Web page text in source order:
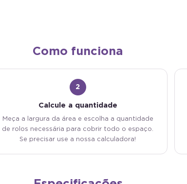
Como funciona
2
Calcule a quantidade
Meça a largura da área e escolha a quantidade
de rolos necessária para cobrir todo o espaço.
Se precisar use a nossa calculadora!